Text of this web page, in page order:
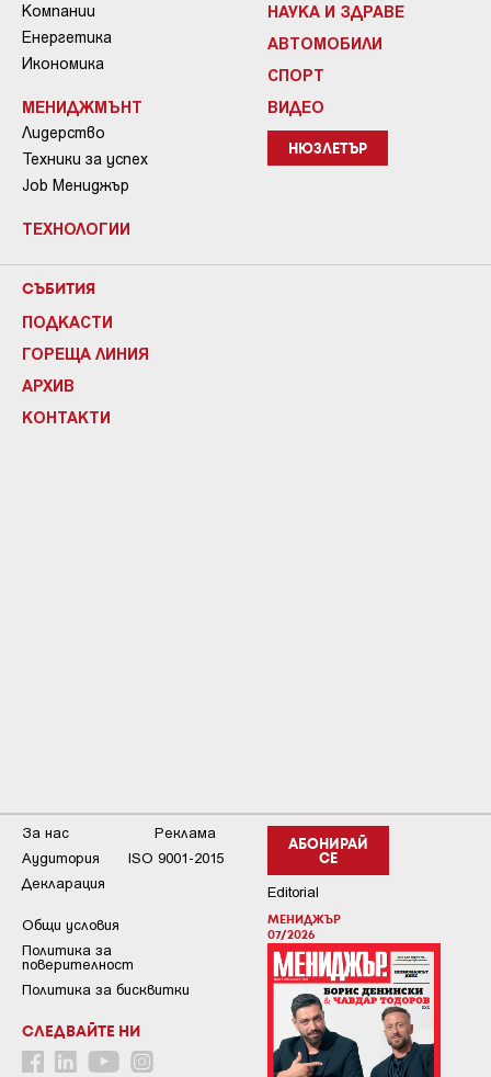
Компании
Енергетика
Икономика
МЕНИДЖМЪНТ
Лидерство
Техники за успех
Job Мениджър
ТЕХНОЛОГИИ
НАУКА И ЗДРАВЕ
АВТОМОБИЛИ
СПОРТ
ВИДЕО
НЮЗЛЕТЪР
СЪБИТИЯ
ПОДКАСТИ
ГОРЕЩА ЛИНИЯ
АРХИВ
КОНТАКТИ
АБОНИРАЙ
СЕ
Editorial
МЕНИДЖЪР
07/2026
За нас
Реклама
Аудитория
ISO 9001-2015
Декларация
Общи условия
Пoлитикa зa
пoвepитeлнocт
Политика за бисквитки
СЛЕДВАЙТЕ НИ